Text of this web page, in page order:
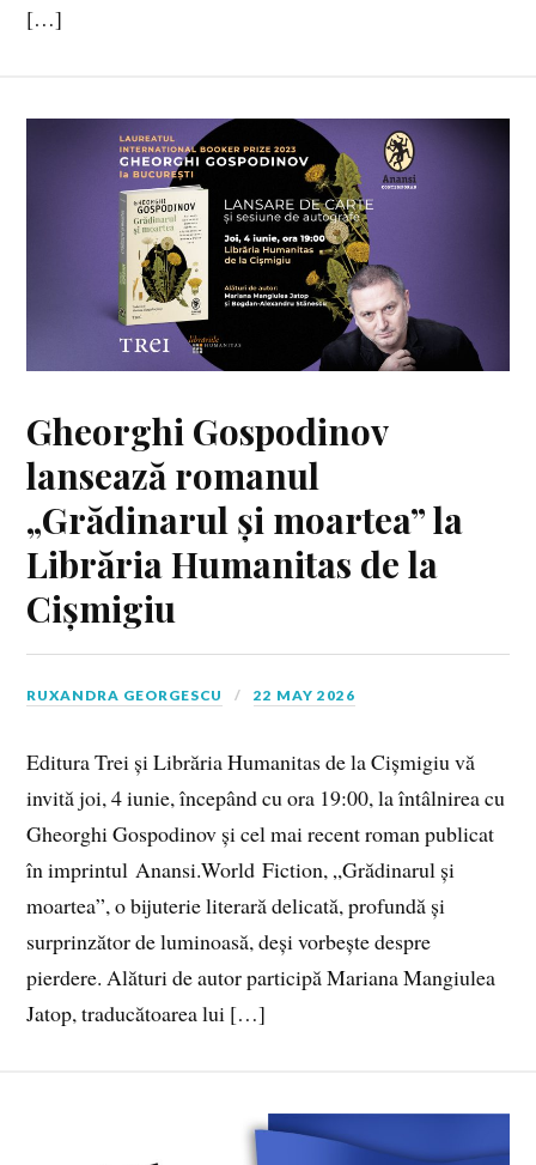
[…]
Gheorghi Gospodinov
lansează romanul
„Grădinarul și moartea” la
Librăria Humanitas de la
Cișmigiu
RUXANDRA GEORGESCU 22 MAY 2026
Editura Trei și Librăria Humanitas de la Cișmigiu vă
invită joi, 4 iunie, începând cu ora 19:00, la întâlnirea cu
Gheorghi Gospodinov și cel mai recent roman publicat
în imprintul Anansi.World Fiction, „Grădinarul și
moartea”, o bijuterie literară delicată, profundă și
surprinzător de luminoasă, deși vorbește despre
pierdere. Alături de autor participă Mariana Mangiulea
Jatop, traducătoarea lui […]